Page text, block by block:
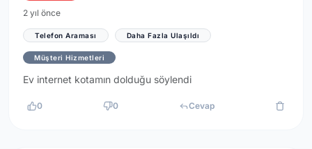
2 yıl önce
Telefon Araması Daha Fazla Ulaşıldı
Müşteri Hizmetleri
Ev internet kotamın dolduğu söylendi
0 0 Cevap